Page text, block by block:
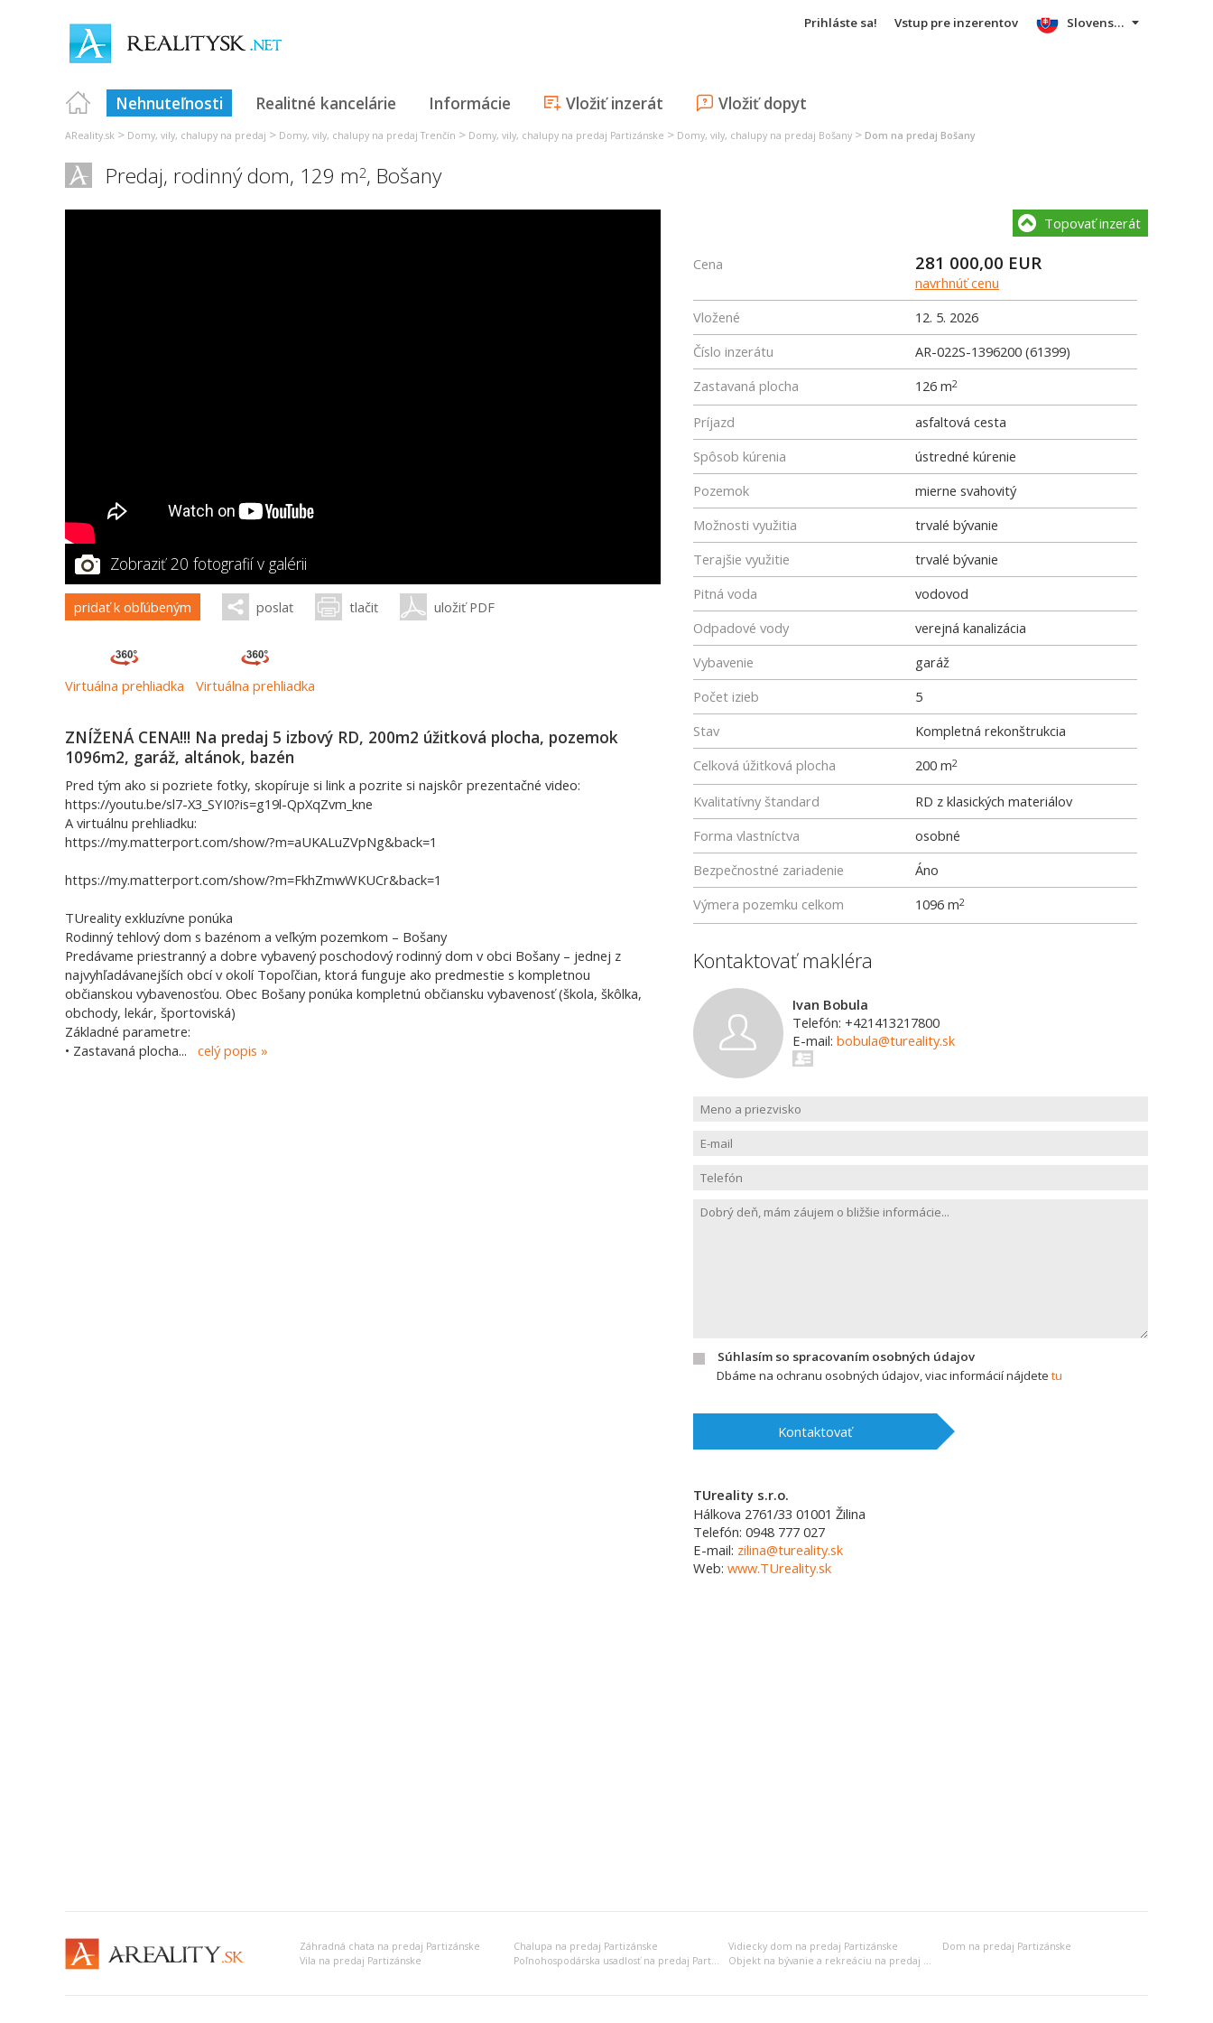
Prihláste sa! Vstup pre inzerentov
Nehnuteľnosti Realitné kancelárie Informácie Vložiť inzerát Vložiť dopyt
Slovensky
AReality.sk > Domy, vily, chalupy na predaj > Domy, vily, chalupy na predaj Trenčín > Domy, vily, chalupy na predaj Partizánske > Domy, vily, chalupy na predaj Bošany > Dom na predaj Bošany
Predaj, rodinný dom, 129 m2, Bošany
Zobraziť 20 fotografií v galérii
pridať k obľúbeným poslať tlačiť uložiť PDF
Virtuálna prehliadka Virtuálna prehliadka
ZNÍŽENÁ CENA!!! Na predaj 5 izbový RD, 200m2 úžitková plocha, pozemok
1096m2, garáž, altánok, bazén
Pred tým ako si pozriete fotky, skopíruje si link a pozrite si najskôr prezentačné video:
https://youtu.be/sl7-X3_SYI0?is=g19l-QpXqZvm_kne
A virtuálnu prehliadku:
https://my.matterport.com/show/?m=aUKALuZVpNg&back=1
https://my.matterport.com/show/?m=FkhZmwWKUCr&back=1
TUreality exkluzívne ponúka
Rodinný tehlový dom s bazénom a veľkým pozemkom – Bošany
Predávame priestranný a dobre vybavený poschodový rodinný dom v obci Bošany – jednej z
najvyhľadávanejších obcí v okolí Topoľčian, ktorá funguje ako predmestie s kompletnou
občianskou vybavenosťou. Obec Bošany ponúka kompletnú občiansku vybavenosť (škola, škôlka,
obchody, lekár, športoviská)
Základné parametre:
• Zastavaná plocha... celý popis
Topovať inzerát
Cena 281 000,00 EUR
navrhnúť cenu
Vložené
12. 5. 2026
Číslo inzerátu
AR-022S-1396200 (61399)
Zastavaná plocha
126 m2
Príjazd
asfaltová cesta
Spôsob kúrenia
ústredné kúrenie
Pozemok
mierne svahovitý
Možnosti využitia
trvalé bývanie
Terajšie využitie
trvalé bývanie
Pitná voda
vodovod
Odpadové vody
verejná kanalizácia
Vybavenie
garáž
Počet izieb
5
Stav
Kompletná rekonštrukcia
Celková úžitková plocha
200 m2
Kvalitatívny štandard
RD z klasických materiálov
Forma vlastníctva
osobné
Bezpečnostné zariadenie
Áno
Výmera pozemku celkom
1096 m2
Kontaktovať makléra
Ivan Bobula
Telefón: +421413217800
E-mail: bobula@tureality.sk
Súhlasím so spracovaním osobných údajov
Dbáme na ochranu osobných údajov, viac informácií nájdete tu
Kontaktovať
TUreality s.r.o.
Hálkova 2761/33 01001 Žilina
Telefón: 0948 777 027
E-mail: zilina@tureality.sk
Web: www.TUreality.sk
Záhradná chata na predaj Partizánske Chalupa na predaj Partizánske Vidiecky dom na predaj Partizánske
Dom na predaj Partizánske
Vila na predaj Partizánske
Poľnohospodárska usadlosť na predaj Partizánske Objekt na bývanie a rekreáciu na predaj Partizánske